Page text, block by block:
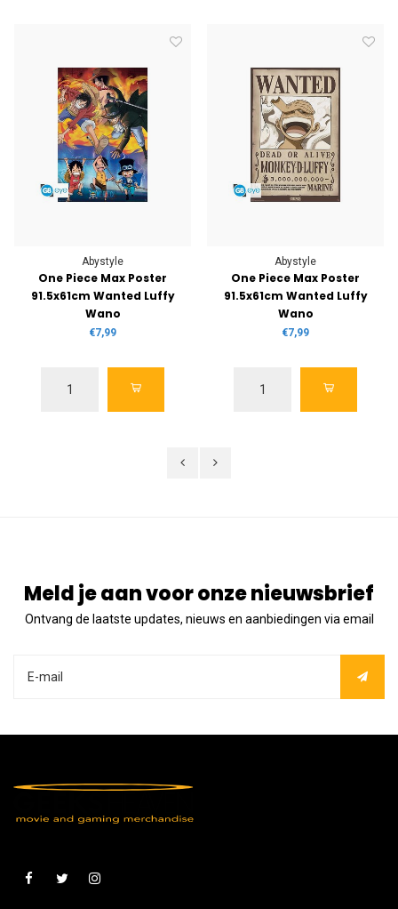
Abystyle
One Piece Max Poster
91.5x61cm Wanted Luffy
Wano
€7,99
Abystyle
One Piece Max Poster
91.5x61cm Wanted Luffy
Wano
€7,99
Meld je aan voor onze nieuwsbrief
Ontvang de laatste updates, nieuws en aanbiedingen via email